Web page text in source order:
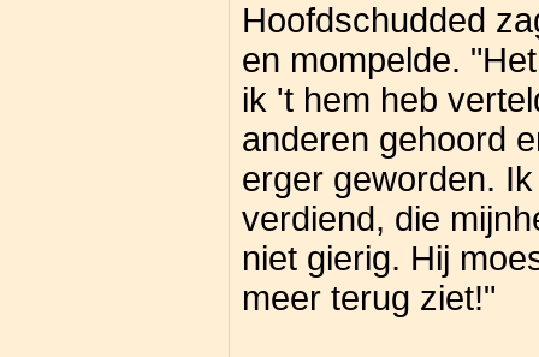
Hoofdschudded
en mompelde.
ik 't hem heb
anderen gehoord
erger geworden.
verdiend, die
niet gierig. Hij
meer terug ziet!"